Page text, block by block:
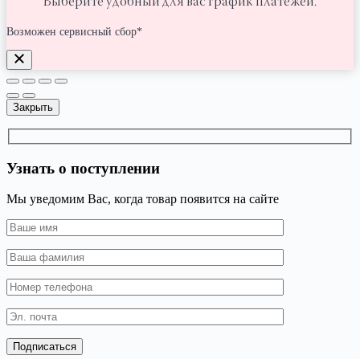
Возможен сервисный сбор*
Закрыть
Узнать о поступлении
Мы уведомим Вас, когда товар появится на сайте